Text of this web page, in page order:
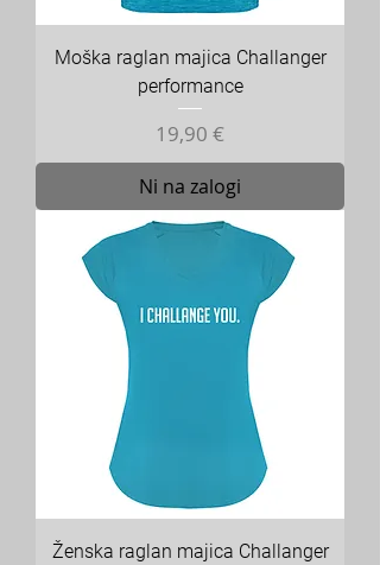
Moška raglan majica Challanger
performance
Cena
19,90 €
Ni na zalogi
Ženska raglan majica Challanger